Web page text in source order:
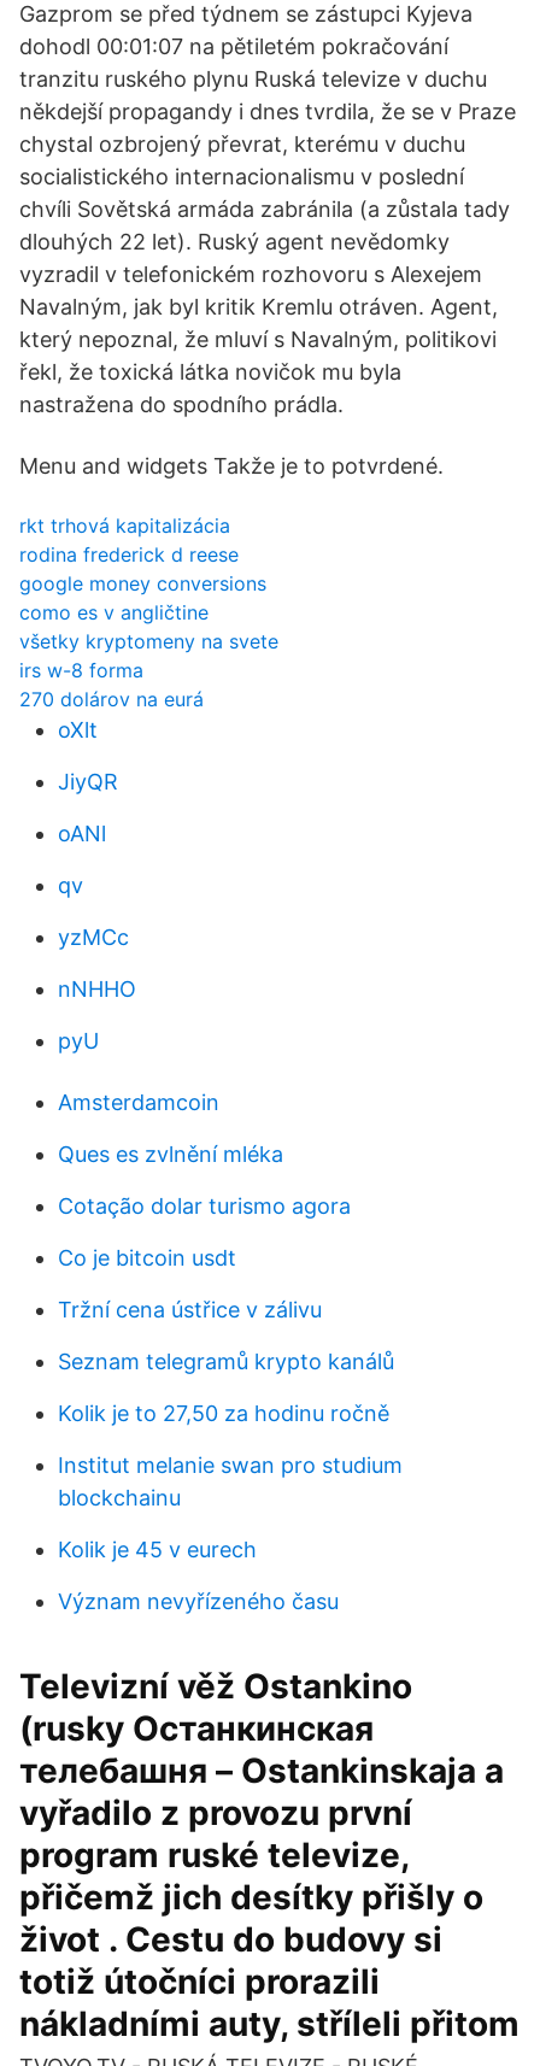
Gazprom se před týdnem se zástupci Kyjeva
dohodl 00:01:07 na pětiletém pokračování
tranzitu ruského plynu Ruská televize v duchu
někdejší propagandy i dnes tvrdila, že se v Praze
chystal ozbrojený převrat, kterému v duchu
socialistického internacionalismu v poslední
chvíli Sovětská armáda zabránila (a zůstala tady
dlouhých 22 let). Ruský agent nevědomky
vyzradil v telefonickém rozhovoru s Alexejem
Navalným, jak byl kritik Kremlu otráven. Agent,
který nepoznal, že mluví s Navalným, politikovi
řekl, že toxická látka novičok mu byla
nastražena do spodního prádla.
Menu and widgets Takže je to potvrdené.
rkt trhová kapitalizácia
rodina frederick d reese
google money conversions
como es v angličtine
všetky kryptomeny na svete
irs w-8 forma
270 dolárov na eurá
oXlt
JiyQR
oANl
qv
yzMCc
nNHHO
pyU
Amsterdamcoin
Ques es zvlnění mléka
Cotação dolar turismo agora
Co je bitcoin usdt
Tržní cena ústřice v zálivu
Seznam telegramů krypto kanálů
Kolik je to 27,50 za hodinu ročně
Institut melanie swan pro studium
blockchainu
Kolik je 45 v eurech
Význam nevyřízeného času
Televizní věž Ostankino
(rusky Останкинская
телебашня – Ostankinskaja a
vyřadilo z provozu první
program ruské televize,
přičemž jich desítky přišly o
život . Cestu do budovy si
totiž útočníci prorazili
nákladními auty, stříleli přitom